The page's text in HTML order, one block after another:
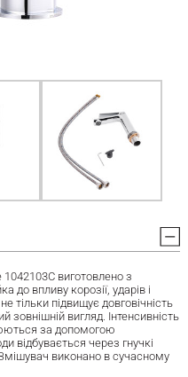
виготовлено з
до впливу корозії, ударів і
тільки підвищує довговічність
зовнішній вигляд. Інтенсивність
за допомогою
відбувається через гнучкі
виконано в сучасному